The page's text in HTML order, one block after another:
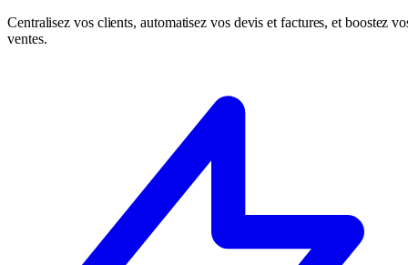
Centralisez vos clients, automatisez vos devis et factures, et boostez
ventes.